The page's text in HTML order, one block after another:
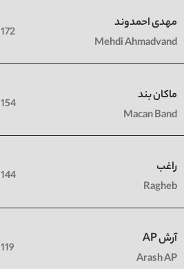
مهدی احمدوند
Mehdi Ahmadvand
172 آهنگ
ماکان بند
Macan Band
154 آهنگ
راغب
Ragheb
144 آهنگ
آرش AP
Arash AP
119 آهنگ